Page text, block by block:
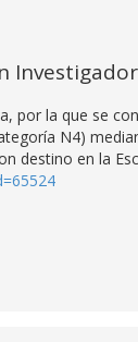
por la que se
N4)
destino en la